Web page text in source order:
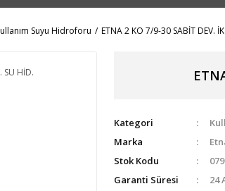
Suyu Hidroforu ETNA 2 KO 7/9-30 SABİT DEV.
Kategori
Marka
Stok Kodu
Garanti Süresi
24